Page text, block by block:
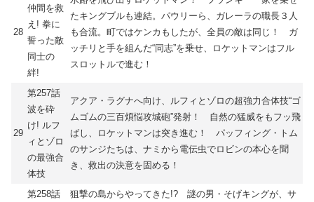
28
仲間を救
え! 拳に
誓った敵
同士の
絆!
たキングブルも連結。パウリーら、ガレーラの職長３人
も合流。町ではケンカもしたが、全員の敵は同じ！ ガ
ッチリと手を組んだ“同志”を乗せ、ロケットマンはフル
スロットルで進む！
29
第257話
波を砕
け! ルフ
ィとゾロ
の最強合
体技
アクア・ラグナへ向け、ルフィとゾロの超強力合体技“ゴ
ムゴムの三百煩悩攻城砲”発射！ 自然の猛威をもフッ飛
ばし、ロケットマンは突き進む！ パッフィング・トム
のサンジたちは、ナミから電伝虫でロビンの本心を聞
き、救出の決意を固める！
第258話
狙撃の島からやってきた!? 謎の男・そげキングが、サ